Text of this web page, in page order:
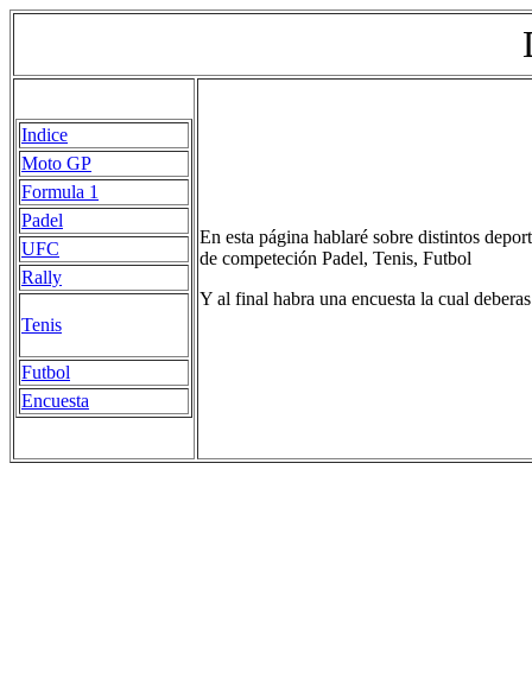
Indice
Moto GP
Formula 1
Padel
UFC
Rally
Tenis
Futbol
Encuesta
En esta página hablaré sobre distintos
de competeción Padel, Tenis, Futbol
Y al final habra una encuesta la cual